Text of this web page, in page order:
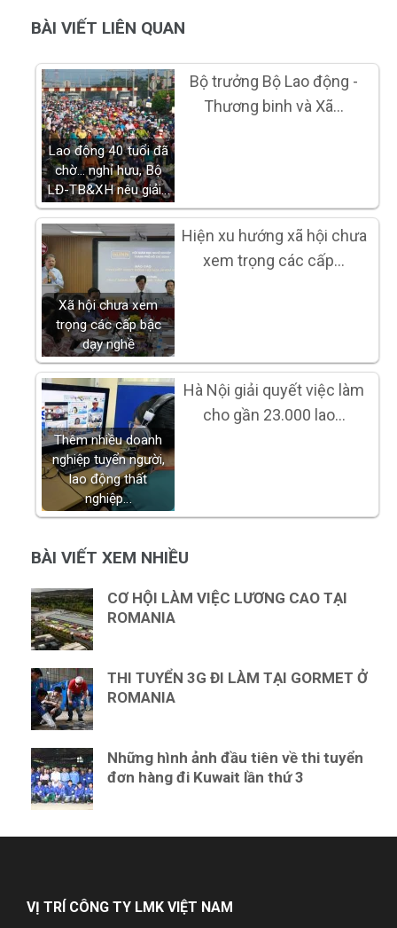
BÀI VIẾT LIÊN QUAN
Lao động 40 tuổi đã
chờ... nghỉ hưu, Bộ
LĐ-TB&XH nêu giải…
Bộ trưởng Bộ Lao động -
Thương binh và Xã…
Xã hội chưa xem
trọng các cấp bậc
dạy nghề
Hiện xu hướng xã hội chưa
xem trọng các cấp…
Thêm nhiều doanh
nghiệp tuyển người,
lao động thất
nghiệp…
Hà Nội giải quyết việc làm
cho gần 23.000 lao…
BÀI VIẾT XEM NHIỀU
CƠ HỘI LÀM VIỆC LƯƠNG CAO TẠI
ROMANIA
THI TUYỂN 3G ĐI LÀM TẠI GORMET Ở
ROMANIA
Những hình ảnh đầu tiên về thi tuyển
đơn hàng đi Kuwait lần thứ 3
VỊ TRÍ CÔNG TY LMK VIỆT NAM